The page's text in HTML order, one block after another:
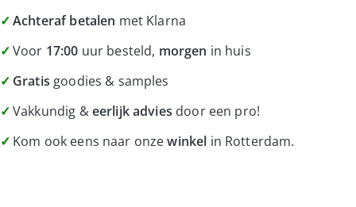
Achteraf betalen met Klarna
Voor 17:00 uur besteld, morgen in huis
Gratis goodies & samples
Vakkundig &eerlijk advies door een pro!
Kom ook eens naar onzewinkel in Rotterdam.